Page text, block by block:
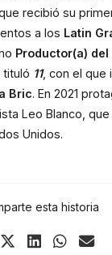
que recibió su
a los Latin
Productor(a) del
tituló 11, con el que
Bric. En 2021
Leo Blanco,
Unidos.
esta historia
Share ShareShare